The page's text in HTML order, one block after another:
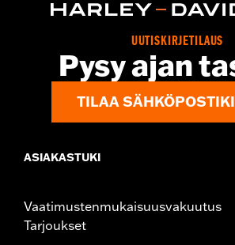
Imported
Dimension Description:SHAFT HEIGHT:
UUTISKIRJETILAUS
Pysy ajan
TILAA
ASIAKASTUKI
Vaatimustenmukaisuusvakuutus
Tarjoukset